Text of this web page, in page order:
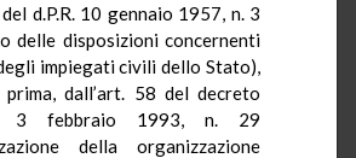
d.P.R. 10 gennaio 1957, n. 3
delle disposizioni concernenti
impiegati civili dello Stato),
prima, dall’art. 58 del decreto
3 febbraio 1993, n. 29
della organizzazione